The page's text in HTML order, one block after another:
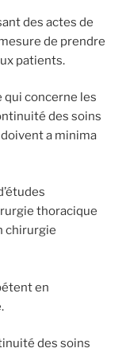
des actes de
de prendre
patients.
qui concerne les
des soins
a minima
thoracique
chirurgie
en
des soins